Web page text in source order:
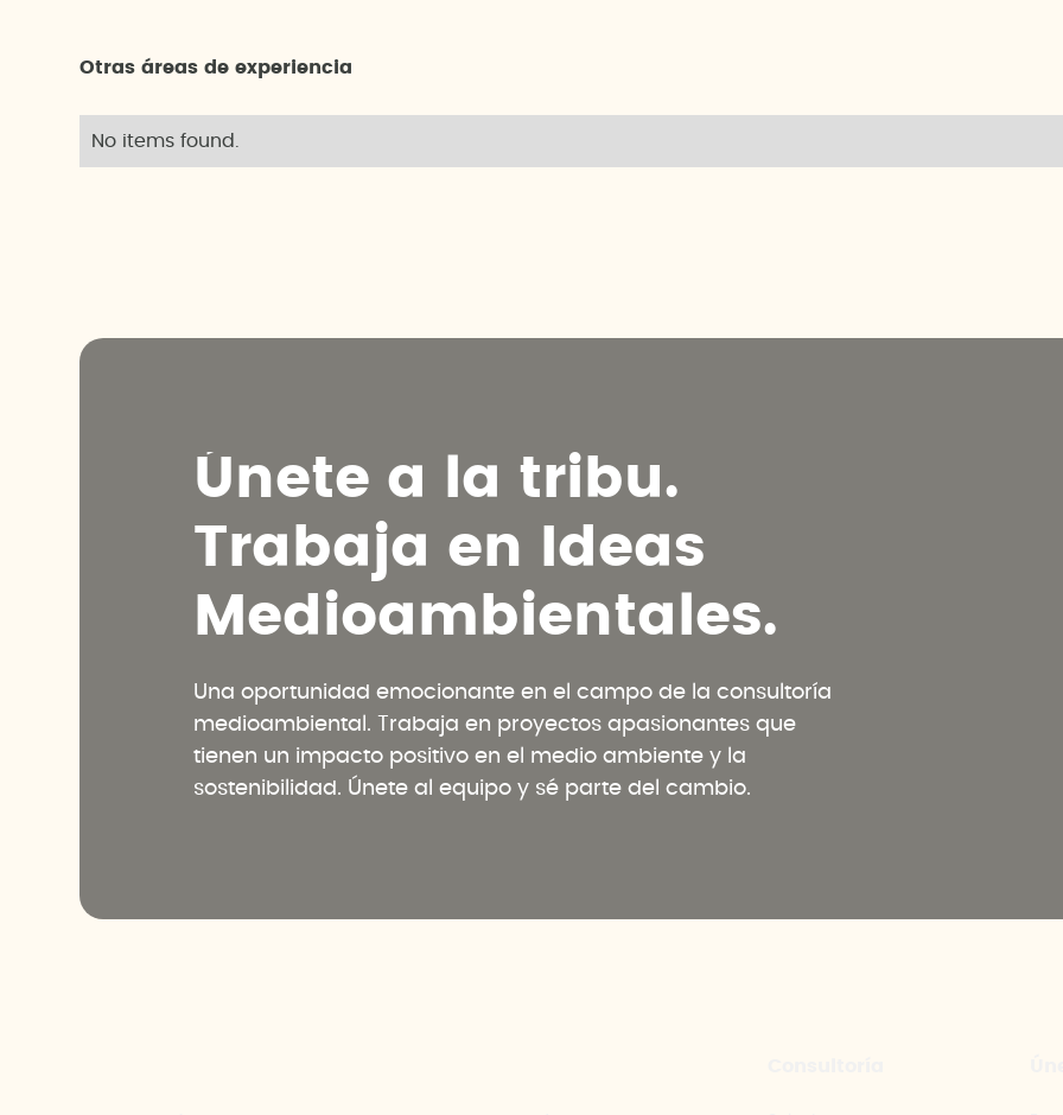
Otras áreas de experiencia
No items found.
Únete a a tribu.
Trabaja en deas
M edioambienta es.
Una oportunidad emocionante en el campo de la consultoría
medioambiental. Trabaja en proyectos apasionantes que
tienen un impacto positivo en el medio ambiente y la
sostenibilidad. Únete al equipo y sé parte del cambio.